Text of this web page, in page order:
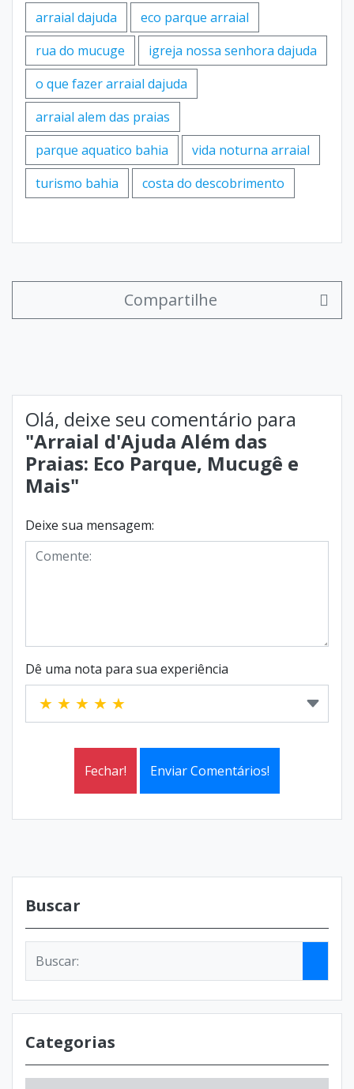
arraial dajuda
eco parque arraial
rua do mucuge
igreja nossa senhora dajuda
o que fazer arraial dajuda
arraial alem das praias
parque aquatico bahia
vida noturna arraial
turismo bahia
costa do descobrimento
Compartilhe
Olá, deixe seu comentário para
"Arraial d'Ajuda Além das
Praias: Eco Parque, Mucugê e
Mais"
Deixe sua mensagem:
Dê uma nota para sua experiência
Fechar! Enviar Comentários!
Buscar
Categorias